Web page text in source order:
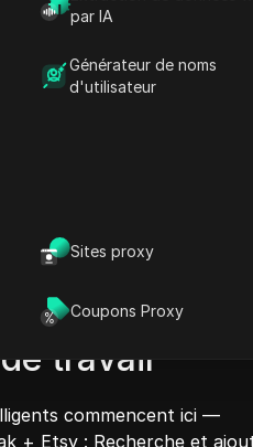
par IA
Générateur de noms
d'utilisateur
Sites proxy
Coupons Proxy
navigation et
et commercial.
et ajout au
travail
commencent ici —
+ Etsy : Recherche et